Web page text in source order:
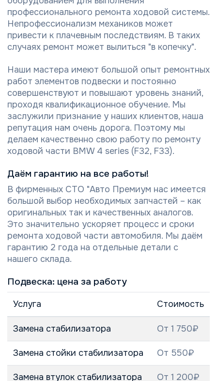
профессионального ремонта ходовой системы.
Непрофессионализм механиков может
привести к плачевным последствиям. В таких
случаях ремонт может вылиться "в копечку".
Наши мастера имеют большой опыт ремонтных
работ элементов подвески и постоянно
совершенствуют и повышают уровень знаний,
проходя квалификационное обучение. Мы
заслужили признание у наших клиентов, наша
репутация нам очень дорога. Поэтому мы
делаем качественно свою работу по ремонту
ходовой части BMW 4 series (F32, F33).
Даём гарантию на все работы!
В фирменных СТО "Авто Премиум нас имеется
большой выбор необходимых запчастей – как
оригинальных так и качественных аналогов.
Это значительно ускоряет процесс и сроки
ремонта ходовой части автомобиля. Мы даём
гарантию 2 года на отдельные детали с
нашего склада.
Подвеска: цена за работу
Услуга Стоимость
Замена стабилизатора От 1 750₽
Замена стойки стабилизатора От 550₽
Замена втулок стабилизатора От 1 200₽